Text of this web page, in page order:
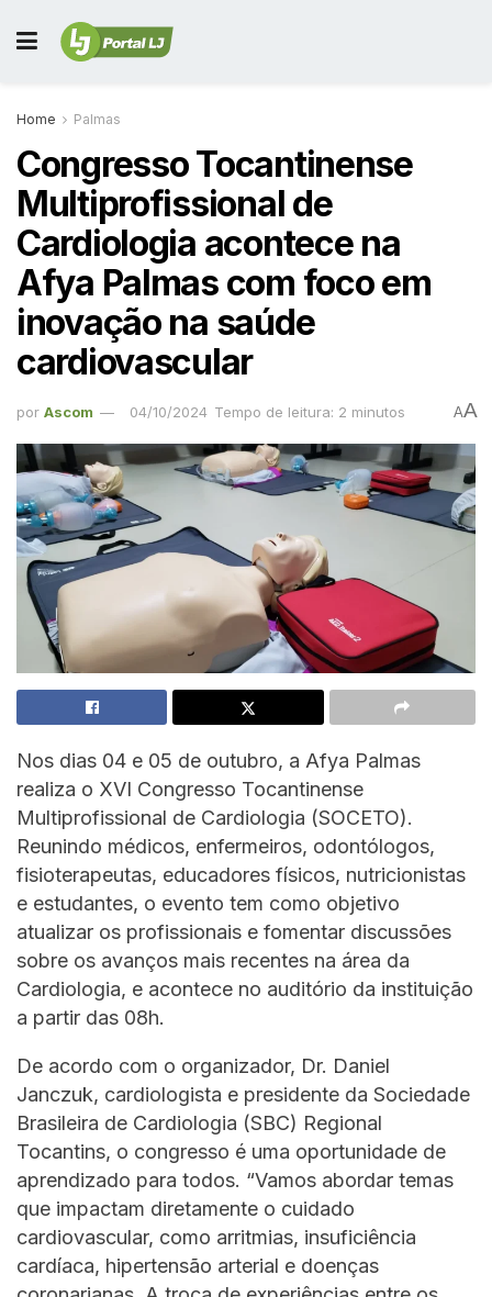
Home Palmas
Congresso Tocantinense
Multiprofissional de
Cardiologia acontece na
Afya Palmas com foco em
inovação na saúde
cardiovascular
por Ascom 04/10/2024 Tempo de leitura: 2 minutos AA
Nos dias 04 e 05 de outubro, a Afya Palmas
realiza o XVI Congresso Tocantinense
Multiprofissional de Cardiologia (SOCETO).
Reunindo médicos, enfermeiros, odontólogos,
fisioterapeutas, educadores físicos, nutricionistas
e estudantes, o evento tem como objetivo
atualizar os profissionais e fomentar discussões
sobre os avanços mais recentes na área da
Cardiologia, e acontece no auditório da instituição
a partir das 08h.
De acordo com o organizador, Dr. Daniel
Janczuk, cardiologista e presidente da Sociedade
Brasileira de Cardiologia (SBC) Regional
Tocantins, o congresso é uma oportunidade de
aprendizado para todos. “Vamos abordar temas
que impactam diretamente o cuidado
cardiovascular, como arritmias, insuficiência
cardíaca, hipertensão arterial e doenças